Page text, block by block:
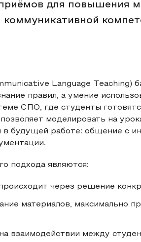
для повышения
коммуникативной
Language Teaching)
правил, а умение
СПО, где студенты
моделировать на
в будущей работе: общение с
подхода являются:
через решение
материалов, максимально
взаимодействии между